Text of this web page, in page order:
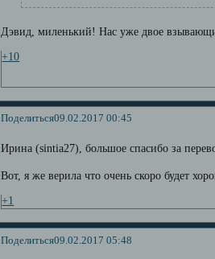
Дэвид, миленький! Нас уже двое
+10
Поделиться09.02.2017 00:45
Ирина (sintia27), большое спасибо за
Вот, я же верила что очень скоро будет
+1
Поделиться09.02.2017 05:48